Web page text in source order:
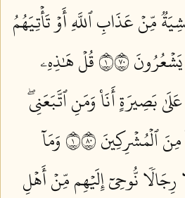
مِّنۡ عَذَابِ ٱللَّهِ أَوۡ تَأۡتِيَهُمُ
١٠٧
قُلۡ هَٰذِهِۦ
بَصِيرَةٍ أَنَا۠ وَمَنِ ٱتَّبَعَنِيۖ
ٱلۡمُشۡرِكِينَ ١٠٨
وَمَآ
نُّوحِيٓ إِلَيۡهِم مِّنۡ أَهۡلِ